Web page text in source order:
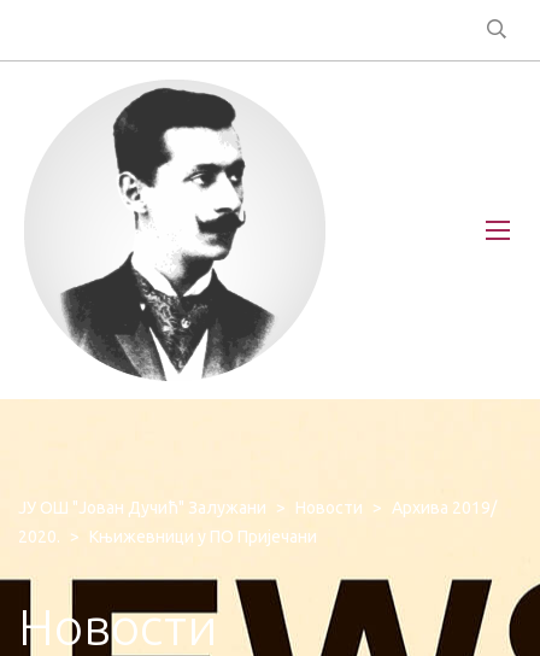
ЈУ ОШ "Јован Дучић" Залужани > Новости >
Архива 2019/
2020.
> Књижевници у ПО Пријечани
Новости